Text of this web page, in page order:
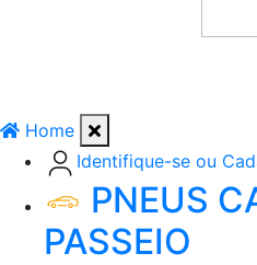
Home
Identifique-se ou
PNEUS
PASSEIO